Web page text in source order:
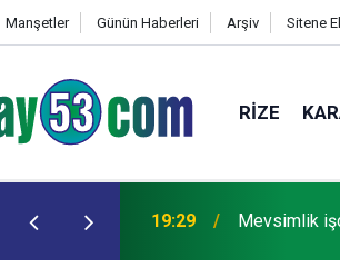
Manşetler Günün Haberleri Arşiv Sitene
RIZE
18:22 Rize'de